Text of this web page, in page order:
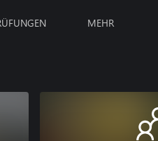
MEHR